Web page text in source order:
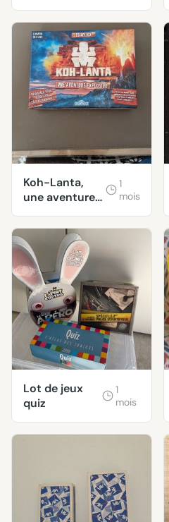
Koh-Lanta,
une aventure
explosive
1
mois
Lot de jeux
quiz
1
mois